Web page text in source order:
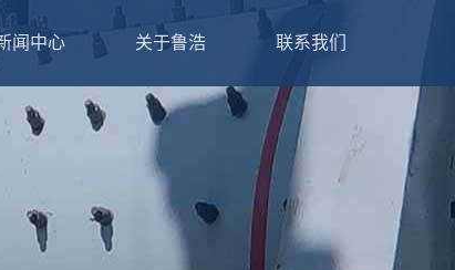
山开采解决方案和成熟的配套产品。主
尾矿设备、磁选设备、锡矿设备、钽
产销售，现货销售，支持定制！公司
到设备稳定运行。3小时快速响应机
根据客户的要求研究、设计，让客户
养中熟练操作，让客户省时、省力能赚
解决方案和成熟的配套产品。主要经营
备、选金设备、选矿离心机等设备的
制！
闻中心 关于鲁浩 联系我们